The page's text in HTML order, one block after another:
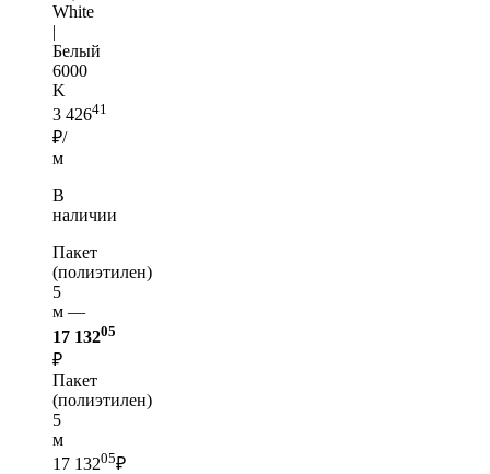
White
|
Белый
6000
K
3 42641
₽/
м
В
наличии
Пакет
(полиэтилен)
5
м —
17 13205
₽
Пакет
(полиэтилен)
5
м
17 13205₽